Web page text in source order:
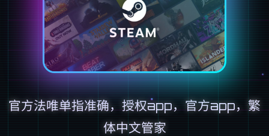
官方法唯单指准确，授权app，官方app，繁
体中文管家